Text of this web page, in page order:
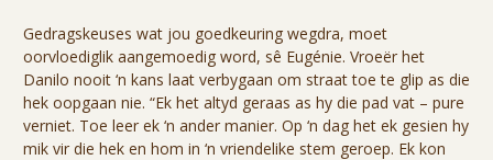
Gedragskeuses wat jou goedkeuring wegdra, moet
oorvloediglik aangemoedig word, sê Eugénie. Vroeër het
Danilo nooit ‘n kans laat verbygaan om straat toe te glip as die
hek oopgaan nie. “Ek het altyd geraas as hy die pad vat – pure
verniet. Toe leer ek ‘n ander manier. Op ‘n dag het ek gesien hy
mik vir die hek en hom in ‘n vriendelike stem geroep. Ek kon